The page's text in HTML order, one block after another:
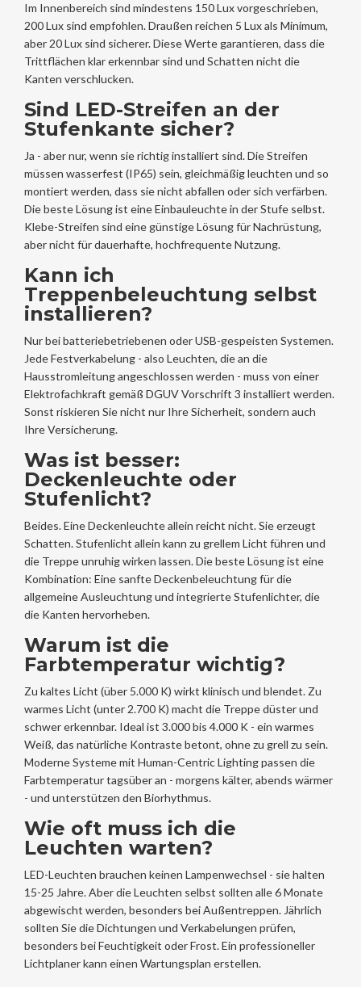
Im Innenbereich sind mindestens 150 Lux vorgeschrieben,
200 Lux sind empfohlen. Draußen reichen 5 Lux als Minimum,
aber 20 Lux sind sicherer. Diese Werte garantieren, dass die
Trittflächen klar erkennbar sind und Schatten nicht die
Kanten verschlucken.
Sind LED-Streifen an der
Stufenkante sicher?
Ja - aber nur, wenn sie richtig installiert sind. Die Streifen
müssen wasserfest (IP65) sein, gleichmäßig leuchten und so
montiert werden, dass sie nicht abfallen oder sich verfärben.
Die beste Lösung ist eine Einbauleuchte in der Stufe selbst.
Klebe-Streifen sind eine günstige Lösung für Nachrüstung,
aber nicht für dauerhafte, hochfrequente Nutzung.
Kann ich
Treppenbeleuchtung selbst
installieren?
Nur bei batteriebetriebenen oder USB-gespeisten Systemen.
Jede Festverkabelung - also Leuchten, die an die
Hausstromleitung angeschlossen werden - muss von einer
Elektrofachkraft gemäß DGUV Vorschrift 3 installiert werden.
Sonst riskieren Sie nicht nur Ihre Sicherheit, sondern auch
Ihre Versicherung.
Was ist besser:
Deckenleuchte oder
Stufenlicht?
Beides. Eine Deckenleuchte allein reicht nicht. Sie erzeugt
Schatten. Stufenlicht allein kann zu grellem Licht führen und
die Treppe unruhig wirken lassen. Die beste Lösung ist eine
Kombination: Eine sanfte Deckenbeleuchtung für die
allgemeine Ausleuchtung und integrierte Stufenlichter, die
die Kanten hervorheben.
Warum ist die
Farbtemperatur wichtig?
Zu kaltes Licht (über 5.000 K) wirkt klinisch und blendet. Zu
warmes Licht (unter 2.700 K) macht die Treppe düster und
schwer erkennbar. Ideal ist 3.000 bis 4.000 K - ein warmes
Weiß, das natürliche Kontraste betont, ohne zu grell zu sein.
Moderne Systeme mit Human-Centric Lighting passen die
Farbtemperatur tagsüber an - morgens kälter, abends wärmer
- und unterstützen den Biorhythmus.
Wie oft muss ich die
Leuchten warten?
LED-Leuchten brauchen keinen Lampenwechsel - sie halten
15-25 Jahre. Aber die Leuchten selbst sollten alle 6 Monate
abgewischt werden, besonders bei Außentreppen. Jährlich
sollten Sie die Dichtungen und Verkabelungen prüfen,
besonders bei Feuchtigkeit oder Frost. Ein professioneller
Lichtplaner kann einen Wartungsplan erstellen.